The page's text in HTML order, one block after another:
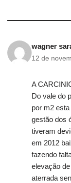
wagner
12 de
A
Do vale do
por m2
gestão dos
tiveram
em 2012
fazendo
elevação
aterrada